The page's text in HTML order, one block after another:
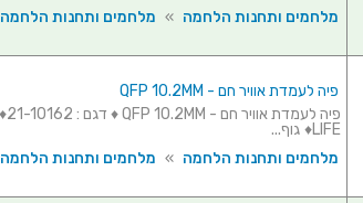
מלחמים ותחנות הלחמה » מלחמים ותחנות הלחמה
פיה לעמדת אוויר חם - QFP 10.2MM
LIFE♦ גוף...
מלחמים ותחנות הלחמה » מלחמים ותחנות הלחמה